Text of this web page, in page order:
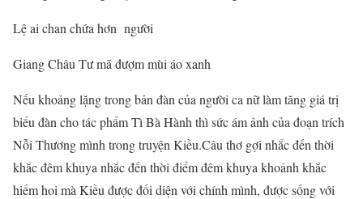
Lệ ai chan chứa hơn người
Giang Châu Tư mã đượm mùi áo xanh
Nếu khoảng lặng trong bản đàn của người ca nữ làm tăng giá trị
biểu đàn cho tác phẩm Tì Bà Hành thì sức ám ảnh của đoạn trích
Nỗi Thương mình trong truyện Kiều.Câu thơ gợi nhắc đến thời
khắc đêm khuya nhắc đến thời điểm đêm khuya khoảnh khắc
hiếm hoi mà Kiều được đối diện với chính mình, được sống với